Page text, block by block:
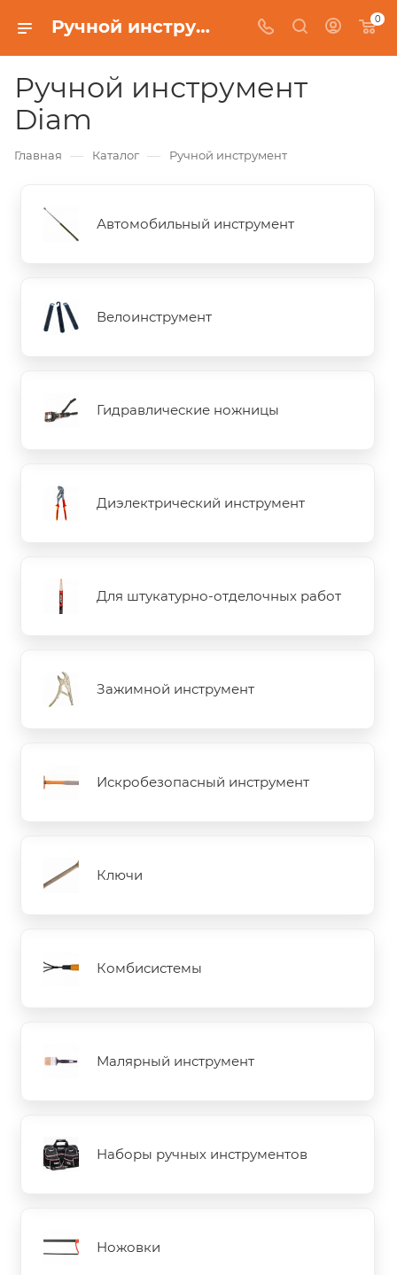
Ручной инструмент Diam 0
Ручной инструмент
Diam
Главная — Каталог — Ручной инструмент
Автомобильный инструмент
Велоинструмент
Гидравлические ножницы
Диэлектрический инструмент
Для штукатурно-отделочных работ
Зажимной инструмент
Искробезопасный инструмент
Ключи
Комбисистемы
Малярный инструмент
Наборы ручных инструментов
Ножовки